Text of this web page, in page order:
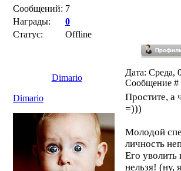
Сообщений: 7
Награды:
0
Статус:
Offline
Dimario
Дата: Среда,
Сообщение #
Dimario
Простите, а
=)))
Молодой
личность
Его уволить
нельзя! (ну,